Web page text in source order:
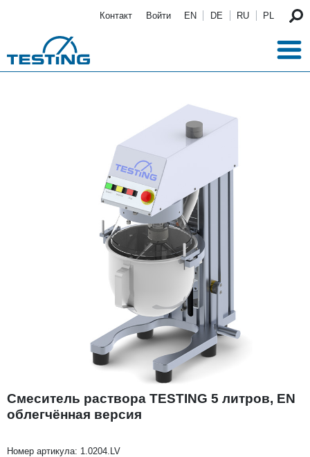
Контакт Войти EN DE RU PL
Смеситель раствора TESTING 5 литров, EN
облегчённая версия
Номер артикула: 1.0204.LV